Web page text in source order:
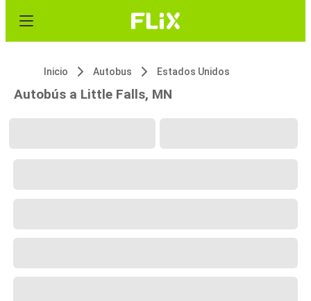
Inicio Autobus Estados Unidos
Autobús a Little Falls, MN